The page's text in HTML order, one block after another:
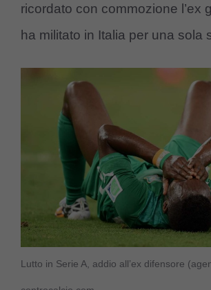
ricordato con commozione l’ex
ha militato in Italia per una sola
Lutto in Serie A, addio all’ex difensore